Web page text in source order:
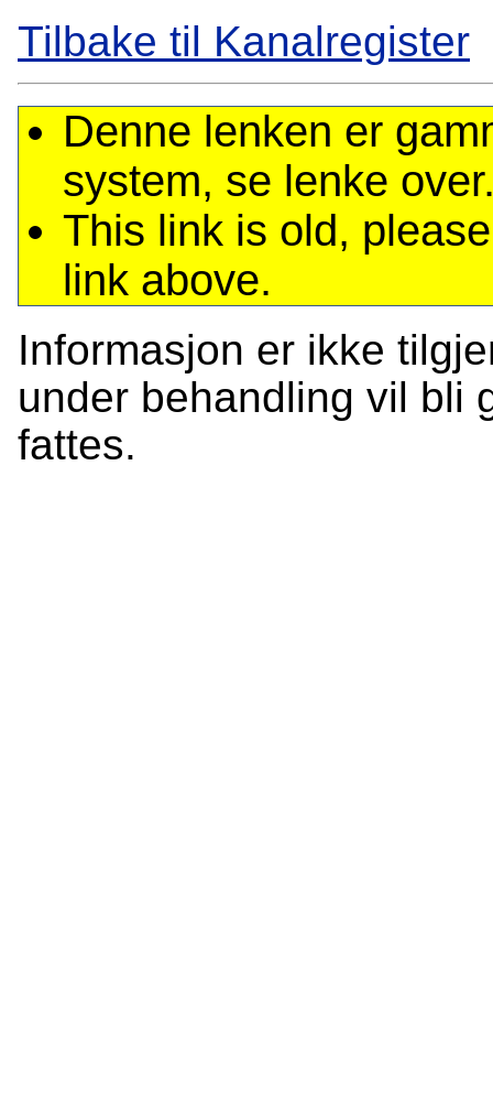
Tilbake til Kanalregister
Denne lenken er
system, se lenke
This link is old,
link above.
Informasjon er ikke
under behandling vil bli
fattes.